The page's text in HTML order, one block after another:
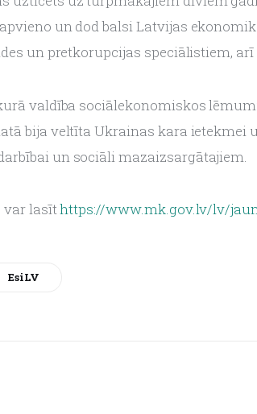
un dod balsi Latvijas
un pretkorupcijas speciālistiem, arī
valdība sociālekonomiskos
bija veltīta Ukrainas kara
un sociāli mazaizsargātajiem.
var lasīt https://www.mk.gov.lv/lv/
EsiLV